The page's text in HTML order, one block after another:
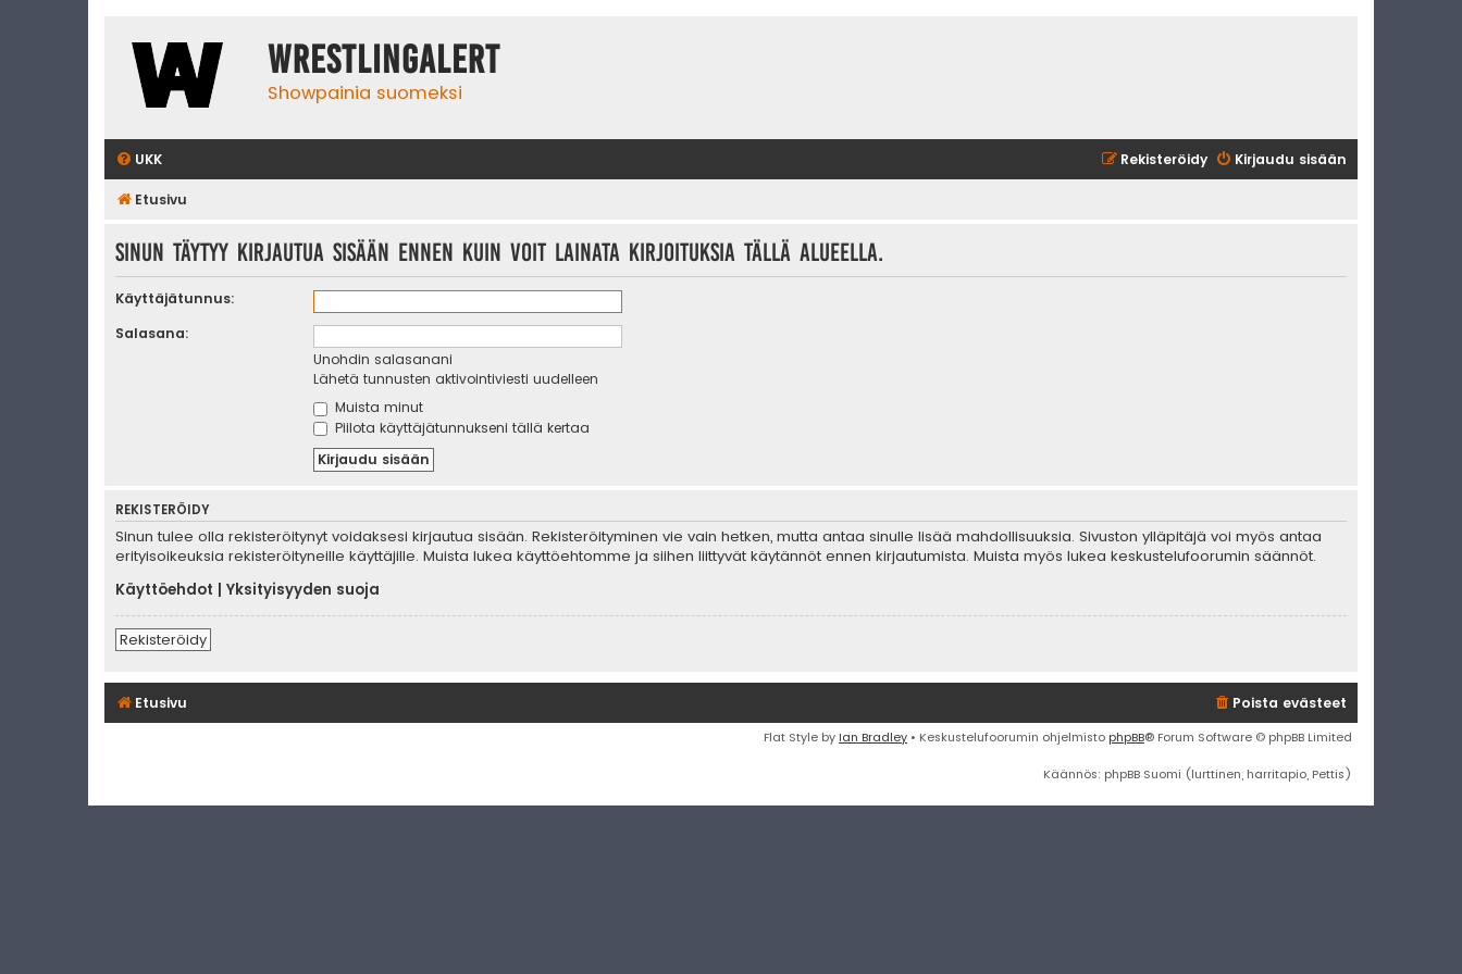
WrestlingAlert
Showpainia suomeksi
UKK Kirjaudu sisään
Rekisteröidy
Etusivu
Sinun täytyy kirjautua sisään ennen kuin voit lainata kirjoituksia tällä alueella.
Käyttäjätunnus:
Salasana:
Unohdin salasanani
Lähetä tunnusten aktivointiviesti uudelleen
Muista minut
Piilota käyttäjätunnukseni tällä kertaa
REKISTERÖIDY
Sinun tulee olla rekisteröitynyt voidaksesi kirjautua sisään. Rekisteröityminen vie vain hetken, mutta antaa sinulle lisää mahdollisuuksia. Sivuston ylläpitäjä voi myös antaa
erityisoikeuksia rekisteröityneille käyttäjille. Muista lukea käyttöehtomme ja siihen liittyvät käytännöt ennen kirjautumista. Muista myös lukea keskustelufoorumin säännöt.
Käyttöehdot
Yksityisyyden suoja
Rekisteröidy
Etusivu Poista evästeet
Flat Style by Ian Bradley • Keskustelufoorumin ohjelmisto phpBB® Forum Software © phpBB Limited
Käännös: phpBB Suomi (lurttinen, harritapio, Pettis)